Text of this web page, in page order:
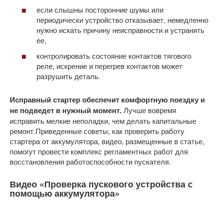
если слышны посторонние шумы или
периодически устройство отказывает, немедленно
нужно искать причину неисправности и устранять
ее,
контролировать состояние контактов тягового
реле, искрение и перегрев контактов может
разрушить деталь.
Исправный стартер обеспечит комфортную поездку и
не подведет в нужный момент.Лучше вовремя
исправить мелкие неполадки, чем делать капитальные
ремонт.Приведенные советы, как проверить работу
стартера от аккумулятора, видео, размещенные в статье,
помогут провести комплекс регламентных работ для
восстановления работоспособности пускателя.
Видео «Проверка пускового устройства с
помощью аккумулятора»